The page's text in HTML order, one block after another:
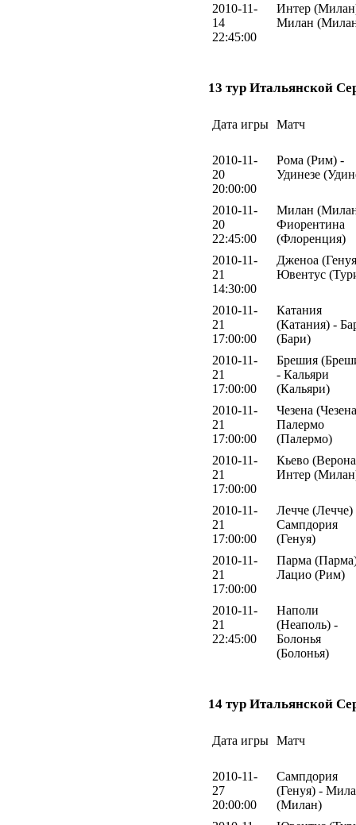
2010-11-
14
22:45:00
Интер
Милан
13 тур Итальянской
Дата игры Матч
2010-11-
20
20:00:00
Рома (Рим) -
Удинезе
2010-11-
20
22:45:00
Милан
Фиорентина
(Флоренция)
2010-11-
21
14:30:00
Дженоа
Ювентус
2010-11-
21
17:00:00
Катания
(Катания) -
(Бари)
2010-11-
21
17:00:00
Брешия
- Кальяри
(Кальяри)
2010-11-
21
17:00:00
Чезена
Палермо
(Палермо)
2010-11-
21
17:00:00
Кьево
Интер
2010-11-
21
17:00:00
Лечче (Лечче)
Сампдория
(Генуя)
2010-11-
21
17:00:00
Парма
Лацио (Рим)
2010-11-
21
22:45:00
Наполи
(Неаполь) -
Болонья
(Болонья)
14 тур Итальянской
Дата игры Матч
2010-11-
27
20:00:00
Сампдория
(Генуя) -
(Милан)